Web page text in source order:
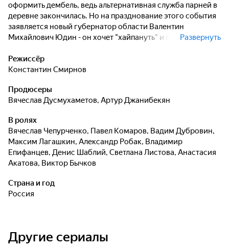
оформить дембель, ведь альтернативная служба парней в
деревне закончилась. Но на празднование этого события
заявляется новый губернатор области Валентин
Михайлович Юдин - он хочет "хайпануть" и снять сюжет о
прославили его область. Во время застолья губернатору
приходит идея снести Жуки, а на их месте построить
Маслова и компании друзей появляется новый враг и
главная задача - во что бы то ни стало отбить родную
Развернуть
Режиссёр
Константин Смирнов
Продюсеры
Вячеслав Дусмухаметов, Артур Джанибекян
В ролях
Вячеслав Чепурченко, Павел Комаров, Вадим Дубровин,
Максим Лагашкин, Александр Робак, Владимир
Епифанцев, Денис Шаблий, Светлана Листова, Анастасия
Акатова, Виктор Бычков
Страна и год
Россия
Другие сериалы